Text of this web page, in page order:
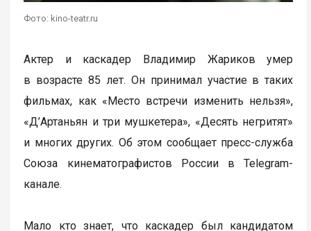
Фото: kino-teatr.ru
Актер и каскадер Владимир Жариков умер
в возрасте 85 лет. Он принимал участие в таких
фильмах, как «Место встречи изменить нельзя»,
«Д’Артаньян и три мушкетера», «Десять негритят»
и многих других. Об этом сообщает пресс-служба
Союза кинематографистов России в Telegram-
канале.
Мало кто знает, что каскадер был кандидатом